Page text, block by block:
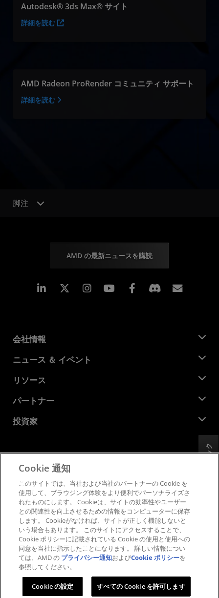
Autodesk® 3ds Max® サイト
詳細を読む
AMD Radeon ProRender コミュニティ サポート
詳細を読む
脚注
AMD の最新ニュースを購読
Linkedin Instagram Facebook
会社情報
AMD について
企業責任
キャリア
お問い合わせ
ニュース ＆ イベント
ニュースルーム
メディア ライブラリ
リソース
デベロッパー セントラル
ケース スタディ
パートナー
AMD パートナー ハブ
投資家
財務情報
取締役会
ガバナンス報告書
SEC 提出書類
プライバシー
商標
サプライ チェーンの透明性
公正でオープンな競争
英国税務戦略
Cookie ポリシー
Cookie の設定
フィードバック
Cookie 通知
このサイトでは、当社および当社のパートナーの Cookie を
使用して、ブラウジング体験をより便利でパーソナライズさ
れたものにします。 Cookieは、サイトの効率性やユーザー
との関連性を向上させるための情報をコンピューターに保存
します。 Cookieがなければ、サイトが正しく機能しないと
いう場合もあります。 このサイトにアクセスすることで、
Cookie ポリシーに記載されている Cookie の使用と使用への
同意を当社に指示したことになります。 詳しい情報につい
ては、AMD の プライバシー通知およびCookie ポリシーを
参照してください。
Cookie の設定 すべての Cookie を許可します